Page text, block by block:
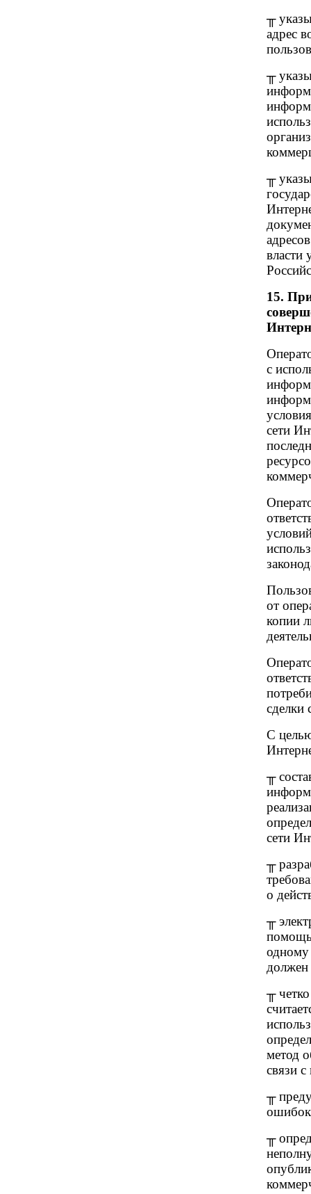
╥
адрес
╥
╥
власти
15.
с
сети
от
копии
сделки
С
╥
сети
╥
о
╥
одному
╥
метод
связи
╥
ошибок
╥